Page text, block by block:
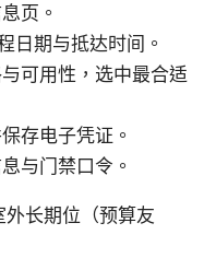
页。
日期与抵达时间。
可用性，选中最合适
存电子凭证。
与门禁口令。
长期位（预算友